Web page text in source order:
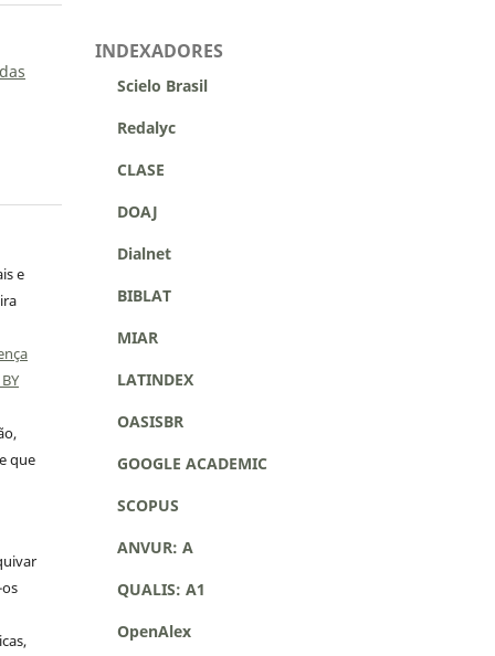
e
que
INDEXADORES
Scielo Brasil
Redalyc
CLASE
DOAJ
Dialnet
BIBLAT
MIAR
LATINDEX
OASISBR
GOOGLE ACADEMIC
SCOPUS
ANVUR: A
QUALIS: A1
OpenAlex